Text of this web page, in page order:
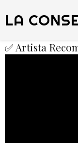
LA
✅ Artista